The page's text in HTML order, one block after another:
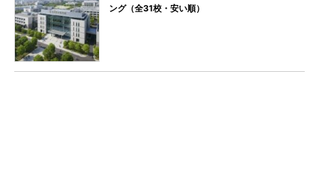
ング（全31校・安い順）